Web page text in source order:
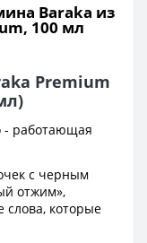
Baraka из
100 мл
Premium
- работающая
с черным
отжим»,
слова, которые